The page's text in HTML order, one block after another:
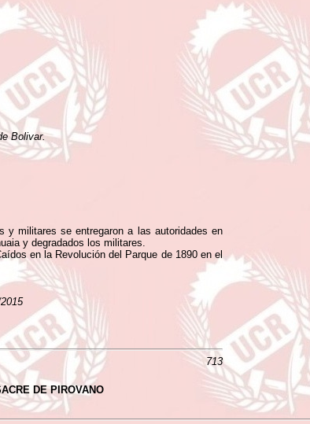
Bolivar.
y militares se entregaron a las autoridades en
y degradados los militares.
en la Revolución del Parque de 1890 en el
713
DE PIROVANO